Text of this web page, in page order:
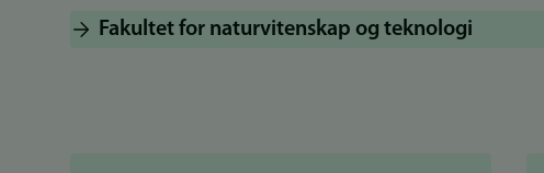
Fakultet for naturvitenskap og teknologi